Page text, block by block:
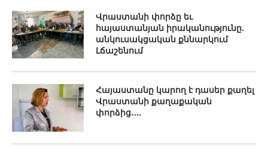
Վրաստանի փորձը եւ
հայաստանյան իրականությունը.
անկուսակցական քննարկում
Լճաշենում
Հայաստանը կարող է դասեր քաղել
Վրաստանի քաղաքական
փորձից․...